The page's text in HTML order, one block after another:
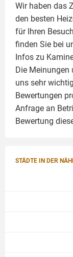
Wir haben das
den besten
für Ihren
finden Sie bei
Infos zu
Die Meinungen
uns sehr
Bewertungen
Anfrage an
Bewertung
STÄDTE IN DER